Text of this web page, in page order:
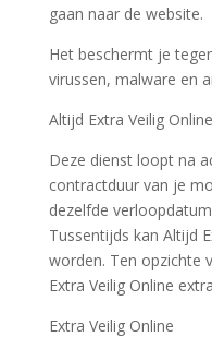
gaan naar de website.
Het beschermt je
virussen, malware en
Altijd Extra Veilig Online
Deze dienst loopt na
contractduur van je
dezelfde
Tussentijds kan Altijd
worden. Ten opzichte
Extra Veilig Online
Extra Veilig Online